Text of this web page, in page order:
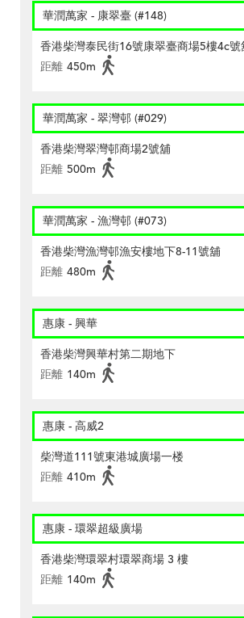
華潤萬家 - 康翠臺 (#148)
香港柴灣泰民街16號康翠臺商場5樓4c號
距離 450m
華潤萬家 - 翠灣邨 (#029)
香港柴灣翠灣邨商場2號舖
距離 500m
華潤萬家 - 漁灣邨 (#073)
香港柴灣漁灣邨漁安樓地下8-11號舖
距離 480m
惠康 - 興華
香港柴灣興華村第二期地下
距離 140m
惠康 - 高威2
柴灣道111號東港城廣場一楼
距離 410m
惠康 - 環翠超級廣場
香港柴灣環翠村環翠商場 3 樓
距離 140m